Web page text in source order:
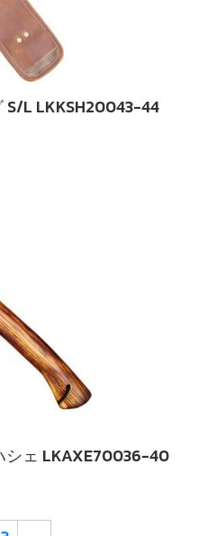
S/L LKKSH20043-44
シェ LKAXE70036-40